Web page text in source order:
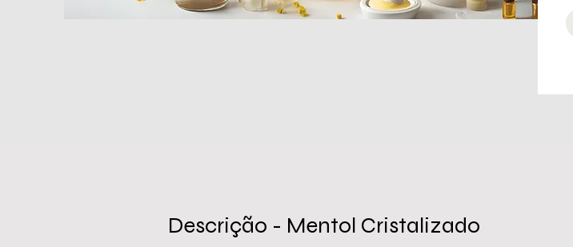
Descrição - Mentol Cristalizado